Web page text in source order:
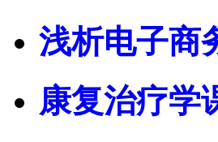
浅析电子商
康复治疗学